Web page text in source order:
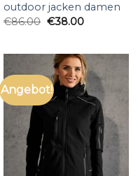
outdoor jacken damen
€86.00 €38.00
Angebot!